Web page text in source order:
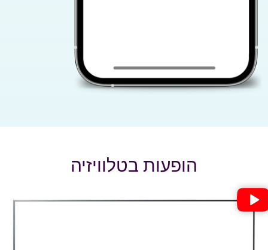
הופעות בטלוויזיה